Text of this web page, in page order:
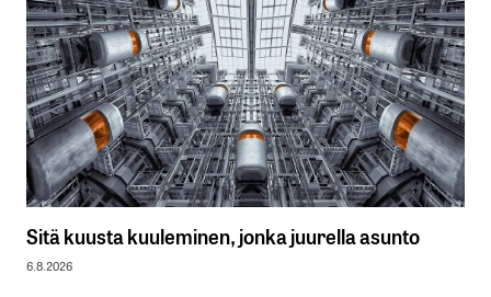
Sitä kuusta kuuleminen, jonka juurella asunto
6.8.2026